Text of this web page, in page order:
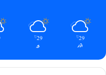
29
℃
اتوار
29
℃
پیر